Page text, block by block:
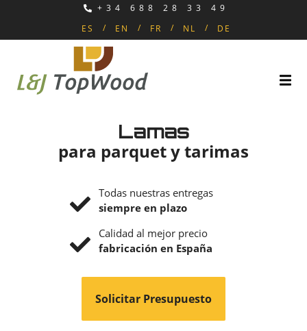
+34 688 28 33 49
ES
EN FR NL DE
Lamas
para parquet y tarimas
Todas nuestras entregas
siempre en plazo
Calidad al mejor precio
fabricación en España
Solicitar Presupuesto